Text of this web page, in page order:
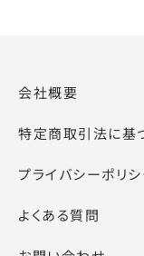
会社概要
特定商取引法に基
プライバシーポリ
よくある質問